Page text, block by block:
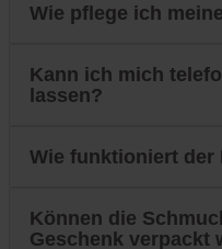
Wie pflege ich
Kann ich mich
lassen?
Wie funktioniert der
Können die
Geschenk verpackt